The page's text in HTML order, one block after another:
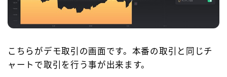
こちらがデモ取引の画面です。本番の取引と同じチ
ャートで取引を行う事が出来ます。